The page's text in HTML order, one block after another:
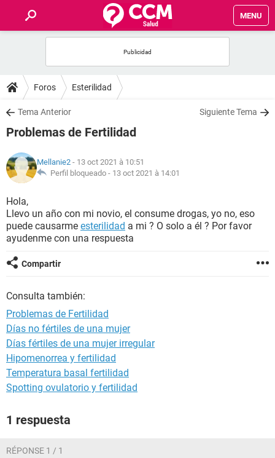
MENU
FORUMS
SALUD
NUTRICIÓN
BIENESTAR
SEXUALIDAD
GLOSARIO
Foros Esterilidad
Tema Anterior Siguiente Tema
Problemas de Fertilidad
Mellanie2 - 13 oct 2021 à 10:51
Perfil bloqueado - 13 oct 2021 à 14:01
Hola,
Llevo un año con mi novio, el consume drogas, yo no, eso
puede causarme esterilidad a mi ? O solo a él ? Por favor
ayudenme con una respuesta
Compartir
Consulta también:
Problemas de Fertilidad
Días no fértiles de una mujer
Días fértiles de una mujer irregular
Hipomenorrea y fertilidad
Temperatura basal fertilidad
Spotting ovulatorio y fertilidad
1 respuesta
RÉPONSE 1 / 1